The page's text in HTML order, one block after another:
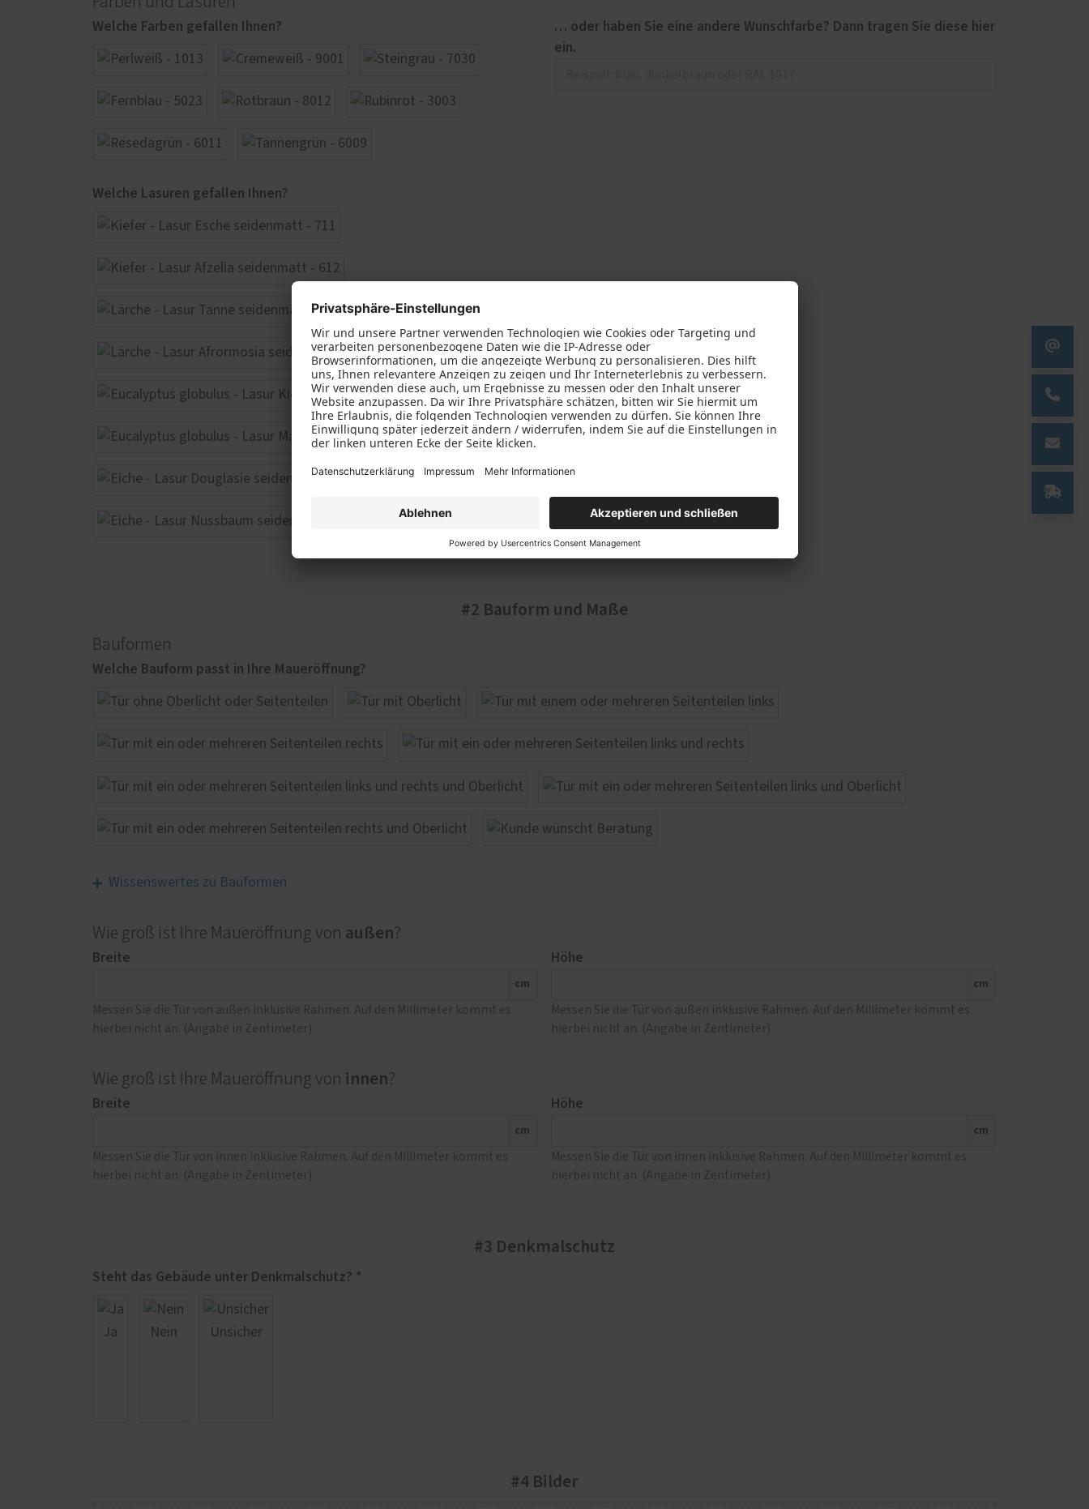
Welche Farben gefallen Ihnen?
Welche Lasuren gefallen Ihnen?
… oder haben Sie eine andere Wunschfarbe? Dann tragen Sie diese hier
ein.
#2 Bauform und Maße
Bauformen
Welche Bauform passt in Ihre Maueröffnung?
Wissenswertes zu Bauformen
Wie groß ist Ihre Maueröffnung von außen?
Breite
cm
Messen Sie die Tür von außen inklusive Rahmen. Auf den Millimeter kommt es
hierbei nicht an. (Angabe in Zentimeter)
Höhe
cm
Messen Sie die Tür von außen inklusive Rahmen. Auf den Millimeter kommt es
hierbei nicht an. (Angabe in Zentimeter)
Wie groß ist Ihre Maueröffnung von innen?
Breite
cm
Messen Sie die Tür von innen inklusive Rahmen. Auf den Millimeter kommt es
hierbei nicht an. (Angabe in Zentimeter)
Höhe
cm
Messen Sie die Tür von innen inklusive Rahmen. Auf den Millimeter kommt es
hierbei nicht an. (Angabe in Zentimeter)
#3 Denkmalschutz
Steht das Gebäude unter Denkmalschutz? *
Ja Nein Unsicher
#4 Bilder